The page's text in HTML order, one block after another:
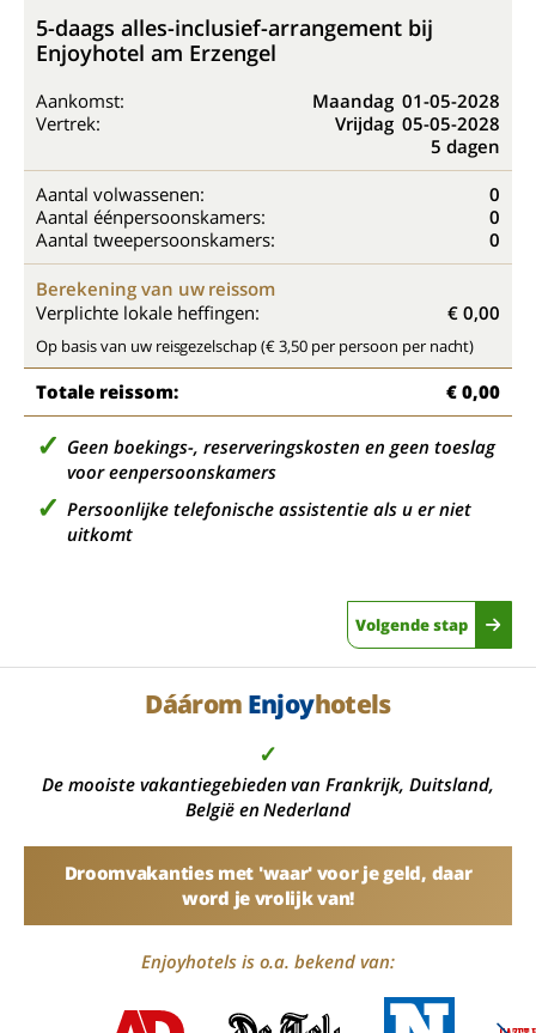
5-daags alles-inclusief-arrangement bij
Enjoyhotel am Erzengel
Aankomst: Maandag 01-05-2028
Vertrek:
Vrijdag 05-05-2028
5 dagen
Aantal volwassenen:
0
Aantal éénpersoonskamers:
0
Aantal tweepersoonskamers:
0
Berekening van uw reissom
Verplichte lokale heffingen:
€ 0,00
Op basis van uw reisgezelschap (€ 3,50 per persoon per nacht)
Totale reissom: € 0,00
Geen boekings-, reserveringskosten en geen toeslag
voor eenpersoonskamers
Persoonlijke telefonische assistentie als u er niet
uitkomt
Volgende stap
Dáárom Enjoyhotels
✓
De mooiste vakantiegebieden van Frankrijk, Duitsland,
België en Nederland
Droomvakanties met 'waar' voor je geld, daar
word je vrolijk van!
Enjoyhotels is o.a. bekend van: